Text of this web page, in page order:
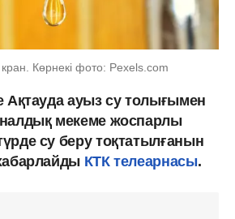
Көрнекі фото: Рexels.com
Ақтауда ауыз су толығымен
мекеме жоспарлы
су беру тоқтатылғанын
КТК телеарнасы.